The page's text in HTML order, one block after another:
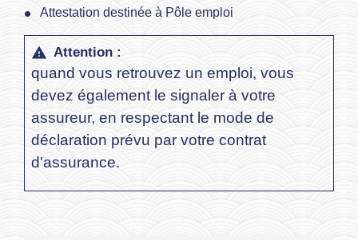
Attestation destinée à Pôle emploi
warning Attention :
quand vous retrouvez un emploi, vous
devez également le signaler à votre
assureur, en respectant le mode de
déclaration prévu par votre contrat
d'assurance.